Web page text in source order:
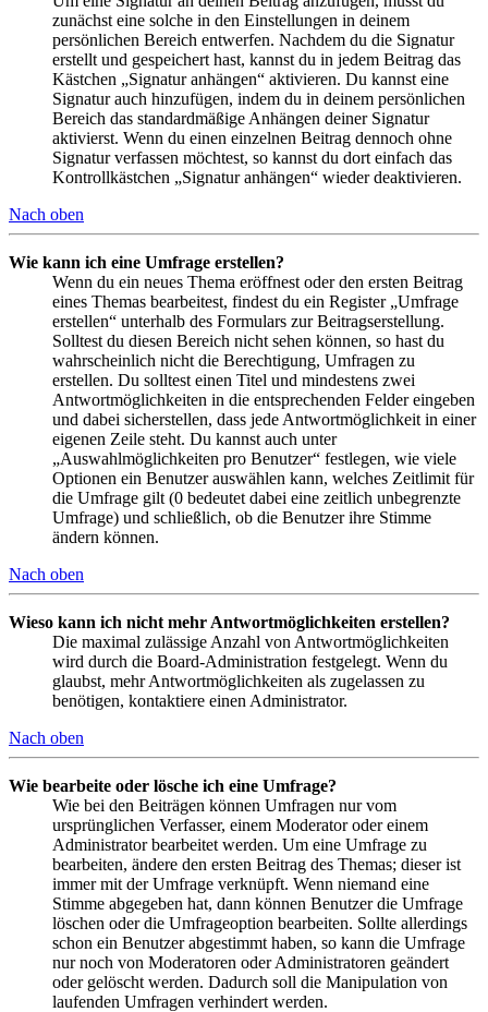
zunächst eine solche in den Einstellungen in deinem
persönlichen Bereich entwerfen. Nachdem du die Signatur
erstellt und gespeichert hast, kannst du in jedem Beitrag das
Kästchen „Signatur anhängen“ aktivieren. Du kannst eine
Signatur auch hinzufügen, indem du in deinem persönlichen
Bereich das standardmäßige Anhängen deiner Signatur
aktivierst. Wenn du einen einzelnen Beitrag dennoch ohne
Signatur verfassen möchtest, so kannst du dort einfach das
Kontrollkästchen „Signatur anhängen“ wieder deaktivieren.
Nach oben
Wie kann ich eine Umfrage erstellen?
Wenn du ein neues Thema eröffnest oder den ersten Beitrag
eines Themas bearbeitest, findest du ein Register „Umfrage
erstellen“ unterhalb des Formulars zur Beitragserstellung.
Solltest du diesen Bereich nicht sehen können, so hast du
wahrscheinlich nicht die Berechtigung, Umfragen zu
erstellen. Du solltest einen Titel und mindestens zwei
Antwortmöglichkeiten in die entsprechenden Felder eingeben
und dabei sicherstellen, dass jede Antwortmöglichkeit in einer
eigenen Zeile steht. Du kannst auch unter
„Auswahlmöglichkeiten pro Benutzer“ festlegen, wie viele
Optionen ein Benutzer auswählen kann, welches Zeitlimit für
die Umfrage gilt (0 bedeutet dabei eine zeitlich unbegrenzte
Umfrage) und schließlich, ob die Benutzer ihre Stimme
ändern können.
Nach oben
Wieso kann ich nicht mehr Antwortmöglichkeiten erstellen?
Die maximal zulässige Anzahl von Antwortmöglichkeiten
wird durch die Board-Administration festgelegt. Wenn du
glaubst, mehr Antwortmöglichkeiten als zugelassen zu
benötigen, kontaktiere einen Administrator.
Nach oben
Wie bearbeite oder lösche ich eine Umfrage?
Wie bei den Beiträgen können Umfragen nur vom
ursprünglichen Verfasser, einem Moderator oder einem
Administrator bearbeitet werden. Um eine Umfrage zu
bearbeiten, ändere den ersten Beitrag des Themas; dieser ist
immer mit der Umfrage verknüpft. Wenn niemand eine
Stimme abgegeben hat, dann können Benutzer die Umfrage
löschen oder die Umfrageoption bearbeiten. Sollte allerdings
schon ein Benutzer abgestimmt haben, so kann die Umfrage
nur noch von Moderatoren oder Administratoren geändert
oder gelöscht werden. Dadurch soll die Manipulation von
laufenden Umfragen verhindert werden.